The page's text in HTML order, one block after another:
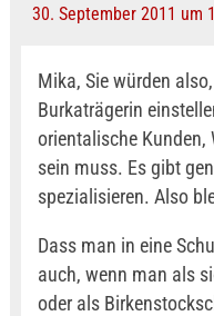
30. September 2011 um
Mika, Sie würden
Burkaträgerin
orientalische
sein muss. Es gibt
spezialisieren. Also
Dass man in eine
auch, wenn man als
oder als